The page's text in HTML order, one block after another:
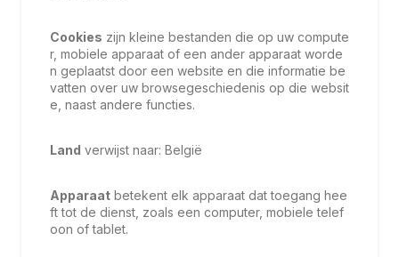
Cookies zijn kleine bestanden die op uw compute
r, mobiele apparaat of een ander apparaat worde
n geplaatst door een website en die informatie be
vatten over uw browsegeschiedenis op die websit
e, naast andere functies.
Land verwijst naar: België
Apparaat betekent elk apparaat dat toegang hee
ft tot de dienst, zoals een computer, mobiele telef
oon of tablet.